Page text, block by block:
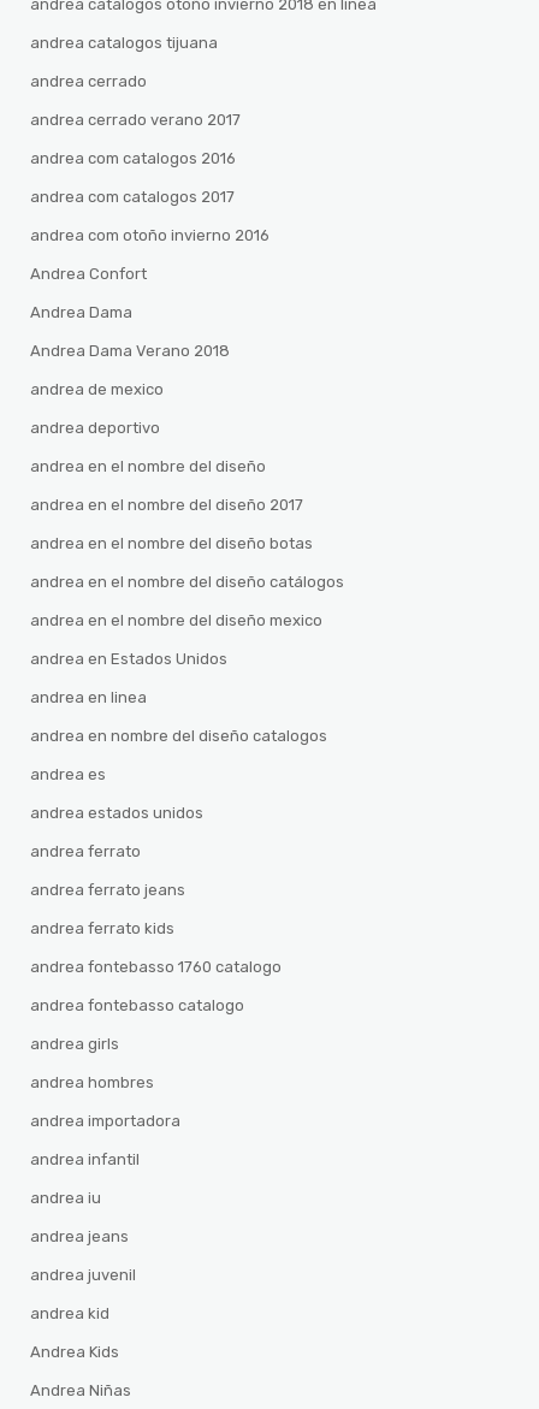
andrea catalogos otoño invierno 2018 en linea
andrea catalogos tijuana
andrea cerrado
andrea cerrado verano 2017
andrea com catalogos 2016
andrea com catalogos 2017
andrea com otoño invierno 2016
Andrea Confort
Andrea Dama
Andrea Dama Verano 2018
andrea de mexico
andrea deportivo
andrea en el nombre del diseño
andrea en el nombre del diseño 2017
andrea en el nombre del diseño botas
andrea en el nombre del diseño catálogos
andrea en el nombre del diseño mexico
andrea en Estados Unidos
andrea en linea
andrea en nombre del diseño catalogos
andrea es
andrea estados unidos
andrea ferrato
andrea ferrato jeans
andrea ferrato kids
andrea fontebasso 1760 catalogo
andrea fontebasso catalogo
andrea girls
andrea hombres
andrea importadora
andrea infantil
andrea iu
andrea jeans
andrea juvenil
andrea kid
Andrea Kids
Andrea Niñas